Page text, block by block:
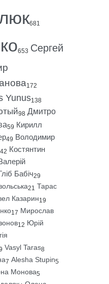
681
653 Сергей
172
Yunus138
98 Дмитро
59 Кирилл
49 Володимир
42 Костянтин
Бабіч29
21 Тарас
Казарин19
17 Мирослав
12 Юрій
Vasyl Taras8
7 Alesha Stupin5
Монова5